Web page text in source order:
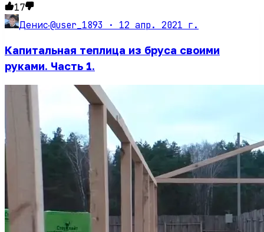
17
Денис·@user_1893 · 12 апр. 2021 г.
Капитальная теплица из бруса своими
руками. Часть 1.